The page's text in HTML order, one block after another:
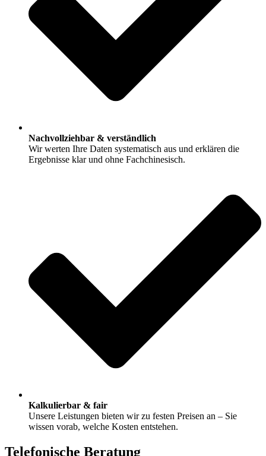
Nachvollziehbar & verständlich
Wir werten Ihre Daten systematisch aus und erklären die
Ergebnisse klar und ohne Fachchinesisch.
Kalkulierbar & fair
Unsere Leistungen bieten wir zu festen Preisen an – Sie
wissen vorab, welche Kosten entstehen.
Telefonische Beratung